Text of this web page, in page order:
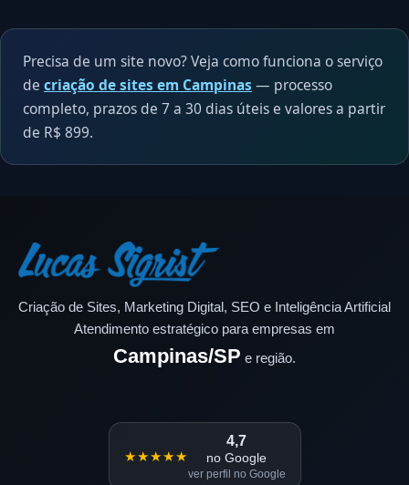
Precisa de um site novo? Veja como funciona o serviço
de criação de sites em Campinas — processo
completo, prazos de 7 a 30 dias úteis e valores a partir
de R$ 899.
Criação de Sites, Marketing Digital, SEO e Inteligência Artificial
Atendimento estratégico para empresas em
Campinas/SP e região.
★★★★★
4,7
no Google
ver perfil no Google